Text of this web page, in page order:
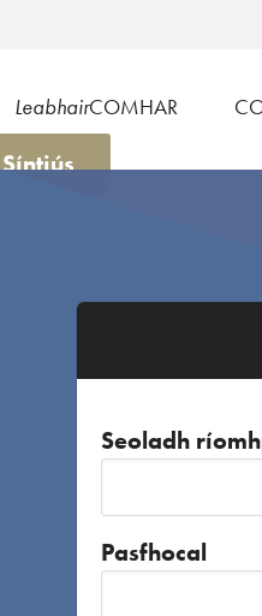
LeabhairCOMHAR
Síntiús
Seoladh
Pasfhocal